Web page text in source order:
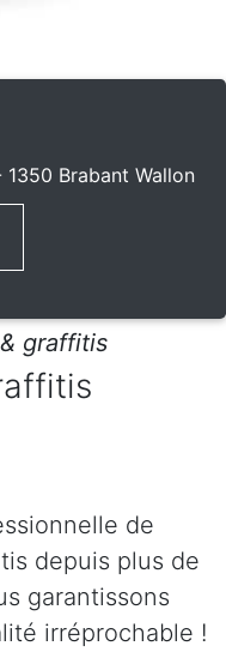
Brabant Wallon
graffitis
de
depuis plus de
garantissons
irréprochable !